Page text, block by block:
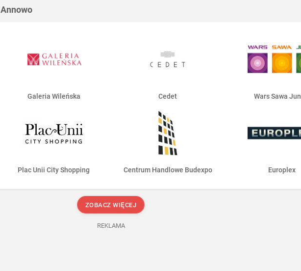
Annowo
Galeria Wileńska Cedet Wars Sawa
Plac Unii City Shopping Centrum Handlowe Budexpo Europlex
ZOBACZ WIĘCEJ
REKLAMA